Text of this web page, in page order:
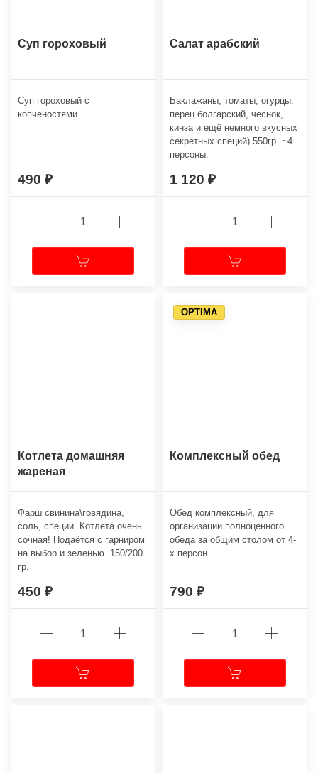
Суп гороховый
Суп гороховый с
копченостями
490
Салат арабский
Баклажаны, томаты, огурцы,
перец болгарский, чеснок,
кинза и ещё немного вкусных
секретных специй) 550гр. ~4
персоны.
1 120
Котлета домашняя
жареная
Фарш свинина\говядина,
соль, специи. Котлета очень
сочная! Подаётся с гарниром
на выбор и зеленью. 150/200
гр.
450
OPTIMA
Комплексный обед
Обед комплексный, для
организации полноценного
обеда за общим столом от 4-
х персон.
790